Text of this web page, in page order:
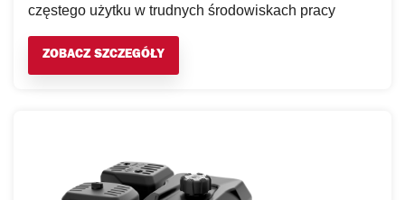
częstego użytku w trudnych środowiskach pracy
ZOBACZ SZCZEGÓŁY